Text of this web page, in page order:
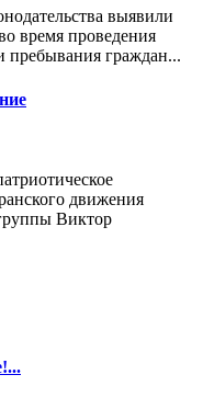
выявили
время проведения
пребывания граждан...
движения
Виктор